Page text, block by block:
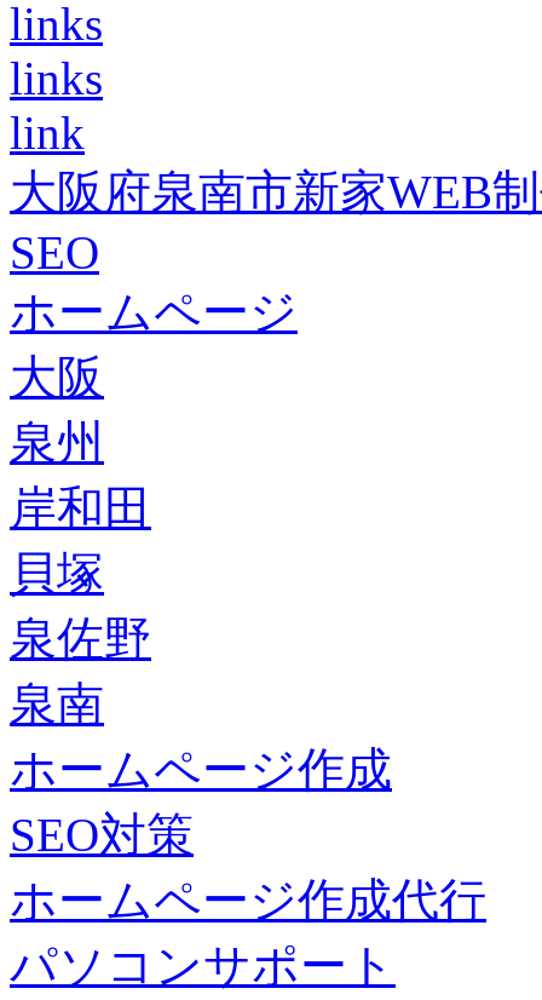
links
links
link
大阪府泉南市新家WEB
SEO
ホームページ
大阪
泉州
岸和田
貝塚
泉佐野
泉南
ホームページ作成
SEO対策
ホームページ作成代行
パソコンサポート